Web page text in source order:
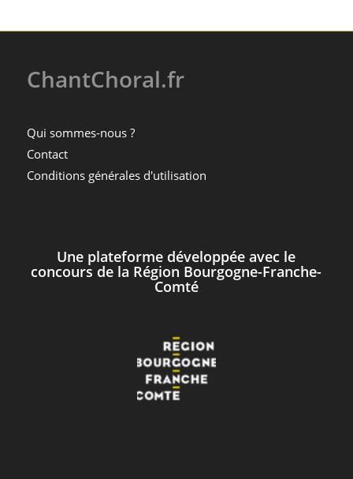
ChantChoral.fr
Qui sommes-nous ?
Contact
Conditions générales d'utilisation
Une plateforme développée avec le
concours de la Région Bourgogne-Franche-
Comté